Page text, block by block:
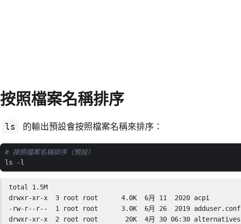
按照檔案名稱排序
ls 的輸出預設會按照檔案名稱來排序：
# 按照檔案名稱排序（預設）
total 1.5M
drwxr-xr-x  3 root root      4.0K  6月 11  2020 acpi
-rw-r--r--  1 root root      3.0K  6月 26  2019 adduser.conf
drwxr-xr-x  2 root root       20K  4月 30 06:30 alternatives